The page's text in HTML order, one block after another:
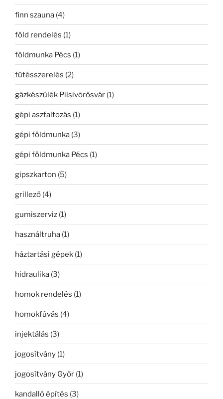
finn szauna (4)
föld rendelés (1)
földmunka Pécs (1)
fűtésszerelés (2)
gázkészülék Pilsivörösvár (1)
gépi aszfaltozás (1)
gépi földmunka (3)
gépi földmunka Pécs (1)
gipszkarton (5)
grillező (4)
gumiszerviz (1)
használtruha (1)
háztartási gépek (1)
hidraulika (3)
homok rendelés (1)
homokfúvás (4)
injektálás (3)
jogosítvány (1)
jogosítvány Győr (1)
kandalló építés (3)